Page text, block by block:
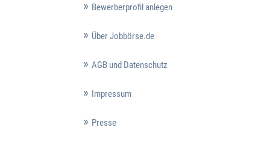
Bewerberprofil anlegen
Über Jobbörse.de
AGB und Datenschutz
Impressum
Presse